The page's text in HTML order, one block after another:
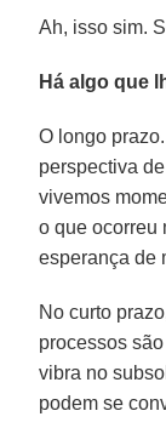
Ah, isso sim.
Há algo que
O longo
perspectiva
vivemos
o que ocorreu
esperança de
No curto
processos
vibra no
podem se